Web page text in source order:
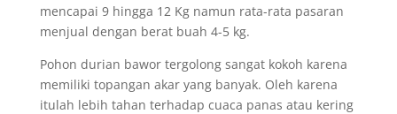
mencapai 9 hingga 12 Kg namun rata-rata pasaran
menjual dengan berat buah 4-5 kg.
Pohon durian bawor tergolong sangat kokoh karena
memiliki topangan akar yang banyak. Oleh karena
itulah lebih tahan terhadap cuaca panas atau kering